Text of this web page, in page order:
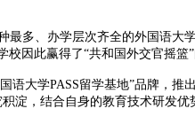
多、办学层次齐全的外国语大
因此赢得了“共和国外交官摇篮”
大学PASS留学基地”品牌，推
淀，结合自身的教育技术研发